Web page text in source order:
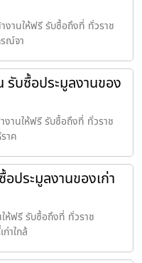
งานให้ฟรี รับซื้อถึงที่ ทั่วราช
ณ์จา
รับซื้อประมูลงานของ
งานให้ฟรี รับซื้อถึงที่ ทั่วราช
าค
ประมูลงานของเก่า
ห้ฟรี รับซื้อถึงที่ ทั่วราช
าใกล้